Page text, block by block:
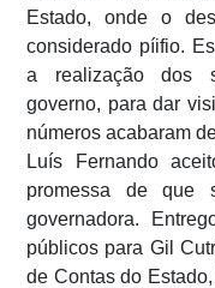
Estado, onde o
considerado píifio.
a realização dos
governo, para dar
números acabaram
Luís Fernando
promessa de que
governadora.
públicos para Gil
de Contas do